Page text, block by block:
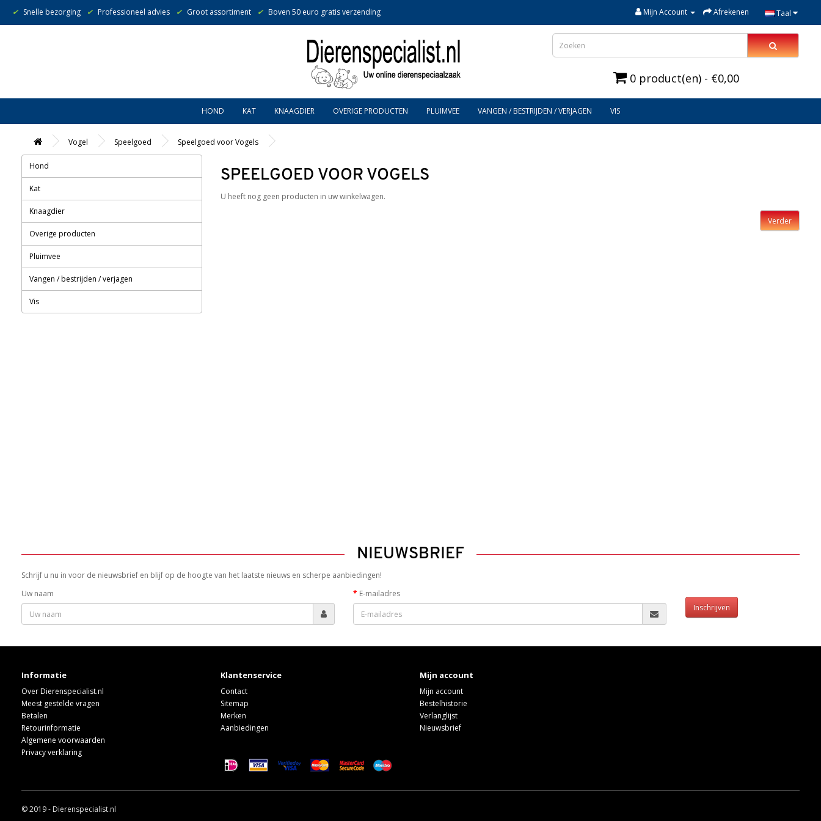
✔ Snelle bezorging ✔ Professioneel advies ✔ Groot assortiment ✔ Boven 50 euro gratis verzending Mijn Account Afrekenen Taal
0 product(en) - €0,00
HOND KAT KNAAGDIER OVERIGE PRODUCTEN PLUIMVEE VANGEN / BESTRIJDEN / VERJAGEN VIS
Vogel Speelgoed Speelgoed voor Vogels
Hond
Kat
Knaagdier
Overige producten
Pluimvee
Vangen / bestrijden / verjagen
Vis
SPEELGOED VOOR VOGELS
U heeft nog geen producten in uw winkelwagen.
Verder
NIEUWSBRIEF
Schrijf u nu in voor de nieuwsbrief en blijf op de hoogte van het laatste nieuws en scherpe aanbiedingen!
Uw naam
E-mailadres
Inschrijven
Informatie
Over Dierenspecialist.nl
Meest gestelde vragen
Betalen
Retourinformatie
Algemene voorwaarden
Privacy verklaring
Klantenservice
Contact
Sitemap
Merken
Aanbiedingen
Mijn account
Mijn account
Bestelhistorie
Verlanglijst
Nieuwsbrief
© 2019 - Dierenspecialist.nl